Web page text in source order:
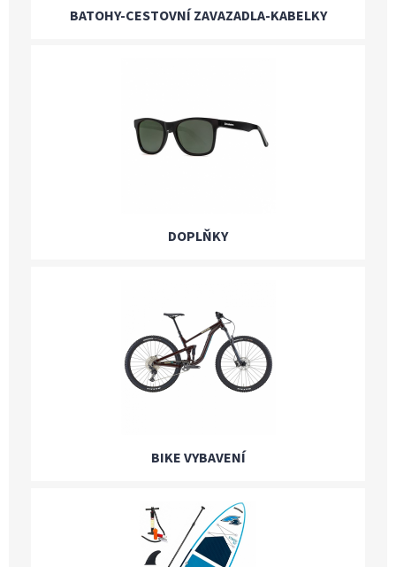
BATOHY-CESTOVNÍ ZAVAZADLA-KABELKY
DOPLŇKY
BIKE VYBAVENÍ